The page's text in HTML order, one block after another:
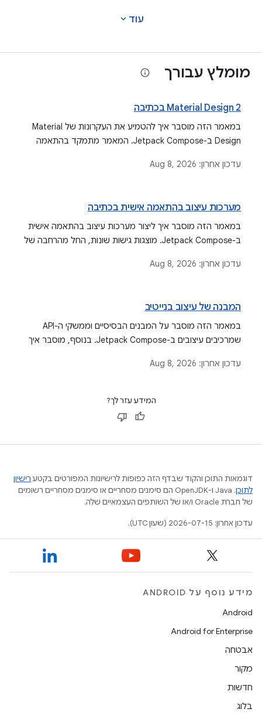
עוד expand_more
מומלץ עבורך
Material Design 2 בכתיבה
במאמר הזה מוסבר איך להטמיע את העקרונות של Material
Design ב-Jetpack Compose. המאמר מתמקד בהתאמה
MaterialTheme, וכולל היבטים כמו עיצוב כהה, מצבי רכיבים
עדכון אחרון: Aug 8, 2026
מערכות עיצוב בהתאמה אישית בכתיבה
במאמר הזה מוסבר איך ליצור מערכות עיצוב בהתאמה אישית
ב-Jetpack Compose. מוצגות גישות שונות, החל מהרחבה של
סגנונות ורכיבים ייחודיים.
עדכון אחרון: Aug 8, 2026
המבנה של עיצוב בנייטיב
במאמר הזה מוסבר על המבנים הבסיסיים וממשקי ה-API
שמרכיבים עיצובים ב-Jetpack Compose. בנוסף, מוסבר איך
בהם ב-MaterialTheme ובמערכות עיצוב בהתאמה אישית.
עדכון אחרון: Aug 8, 2026
המידע עזר לך?
דוגמאות התוכן והקוד שבדף הזה כפופות לרישיונות המפורטים בקטע רישיון
לתוכן
.‏ Java ו-OpenJDK הם סימנים מסחריים או סימנים מסחריים רשומים
של חברת Oracle ו/או של השותפים העצמאיים שלה.
עדכון אחרון: 2026-07-15 (שעון UTC).
מידע נוסף על ANDROID
Android
Android for Enterprise
אבטחה
מקור
חדשות
בלוג